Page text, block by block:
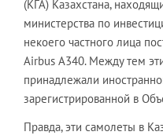
(КГА) Казахстана,
министерства по
некоего частного лица
Airbus A340. Между тем
принадлежали
зарегистрированной в
Правда, эти самолеты в